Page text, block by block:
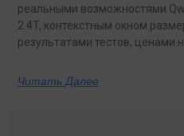
реальными возможностями
2.4T, контекстным окном
результатами тестов, ценами
Читать Далее